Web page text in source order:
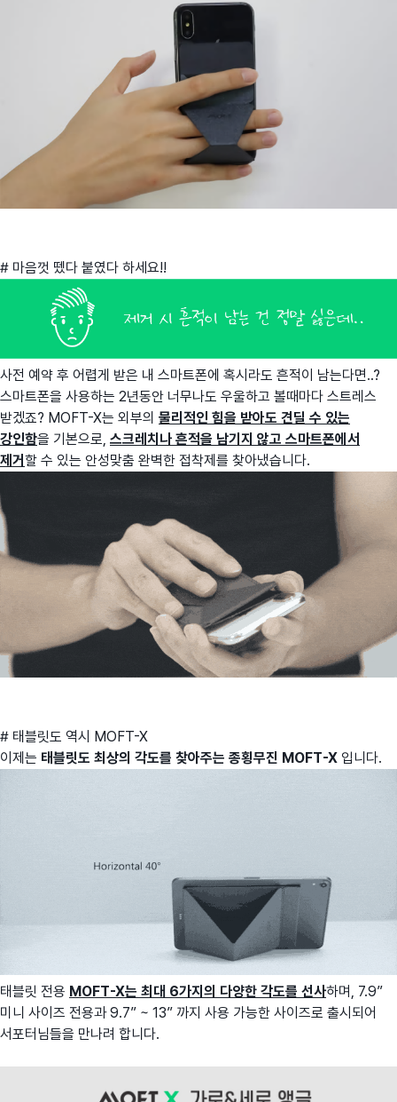
# 마음껏 뗐다 붙였다 하세요!!
사전 예약 후 어렵게 받은 내 스마트폰에 혹시라도 흔적이 남는다면..?
스마트폰을 사용하는 2년동안 너무나도 우울하고 볼때마다 스트레스
받겠죠? MOFT-X는 외부의 물리적인 힘을 받아도 견딜 수 있는
강인함을 기본으로, 스크레치나 흔적을 남기지 않고 스마트폰에서
제거 할 수 있는 안성맞춤 완벽한 접착제를 찾아냈습니다.
# 태블릿도 역시 MOFT-X
이제는 태블릿도 최상의 각도를 찾아주는 종횡무진 MOFT-X 입니다.
태블릿 전용 MOFT-X는 최대 6가지의 다양한 각도를 선사하며, 7.9”
미니 사이즈 전용과 9.7” ~ 13” 까지 사용 가능한 사이즈로 출시되어
서포터님들을 만나려 합니다.